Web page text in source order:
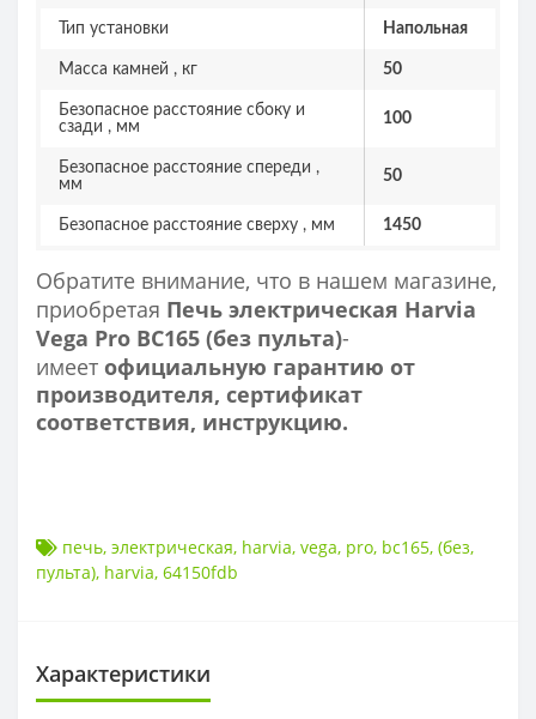
Тип установки Напольная
Масса камней , кг 50
Безопасное расстояние сбоку и
сзади , мм
100
Безопасное расстояние спереди ,
мм
50
Безопасное расстояние сверху , мм 1450
Обратите внимание, что в нашем магазине,
приобретая Печь электрическая Harvia
Vega Pro BC165 (без пульта)-
имеет официальную гарантию от
производителя, сертификат
соответствия, инструкцию.
печь, электрическая, harvia, vega, pro, bc165, (без,
пульта), harvia, 64150fdb
Характеристики